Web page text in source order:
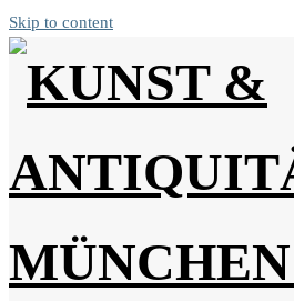
Skip to content